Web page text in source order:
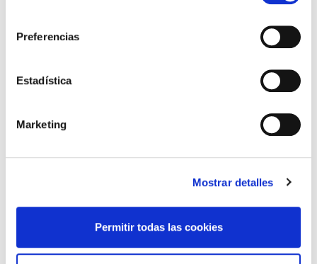
Preferencias
Estadística
Marketing
Mostrar detalles
Permitir todas las cookies
CARRETILLAS ELEVADORAS